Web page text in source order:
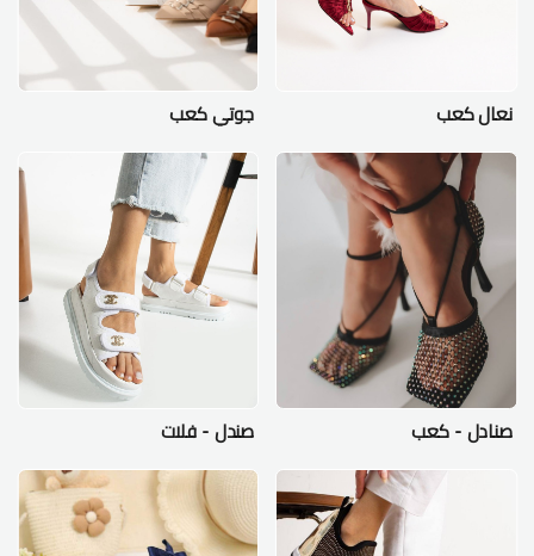
نعال كعب جوتي كعب
صنادل - كعب صندل - فلات